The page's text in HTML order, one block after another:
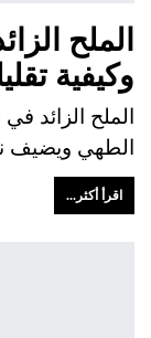
الملح
وكيفية
الملح الزائد
الطهي ويضيف
اقرأ أكثر...